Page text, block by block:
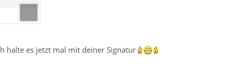
halte es jetzt mal mit deiner Signatur